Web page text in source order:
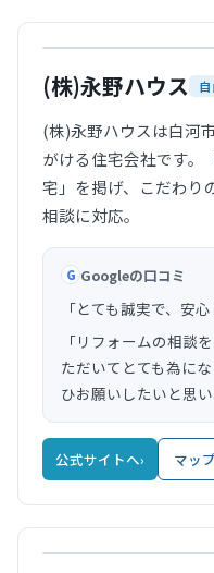
公式サイト
(株)永野ハウス
(株)永野ハウスは白河
がける住宅会社です。
宅」を掲げ、こだわり
相談に対応。
G Googleの口コミ
「とても誠実で、安
「リフォームの相談
ただいてとても為に
ひお願いしたいと思い
公式サイトへ› マッ
公式サイト